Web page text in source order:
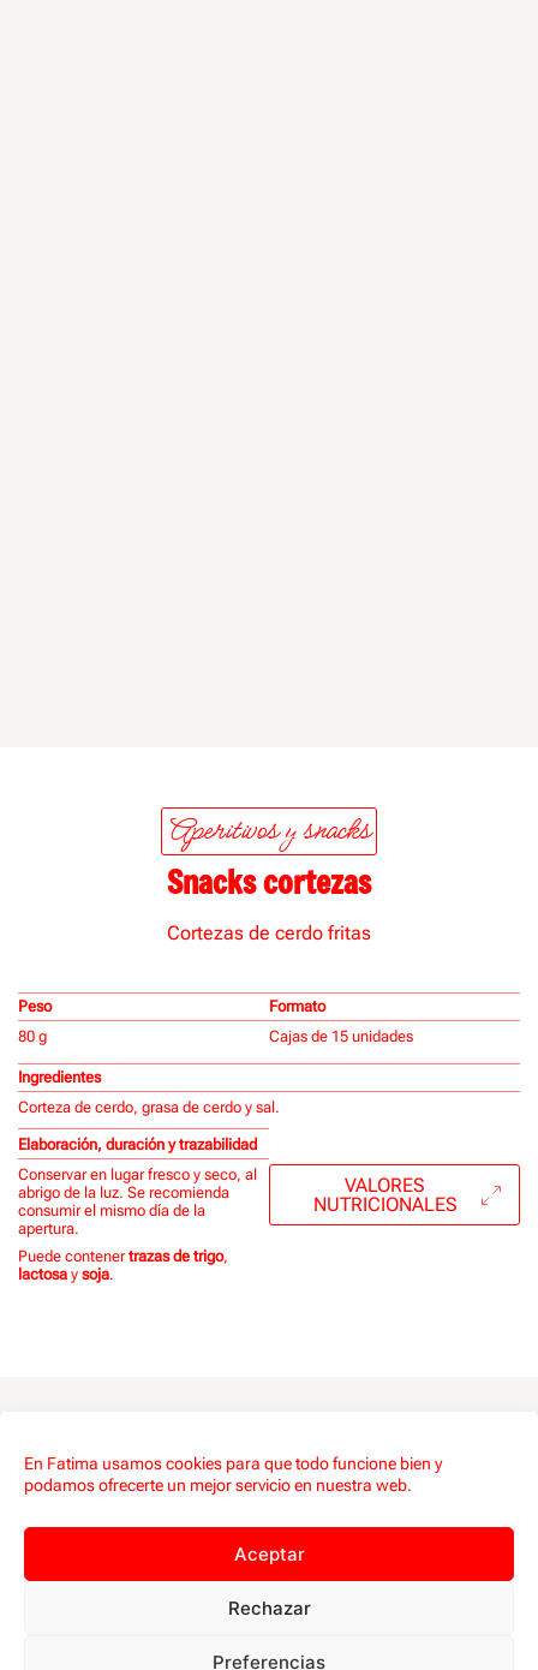
En Fatima usamos cookies para que todo funcione bien y
podamos ofrecerte un mejor servicio en nuestra web.
Aceptar
Rechazar
Preferencias
Aperitivos y snacks
Snacks cortezas
Cortezas de cerdo fritas
Peso
80 g
Formato
Cajas de 15 unidades
Ingredientes
Corteza de cerdo, grasa de cerdo y sal.
Elaboración, duración y trazabilidad
Conservar en lugar fresco y seco, al
abrigo de la luz. Se recomienda
consumir el mismo día de la
apertura.
Puede contenertrazas de trigo,
lactosa y soja.
VALORES
NUTRICIONALES
Más aperitivos y snacks Fatima